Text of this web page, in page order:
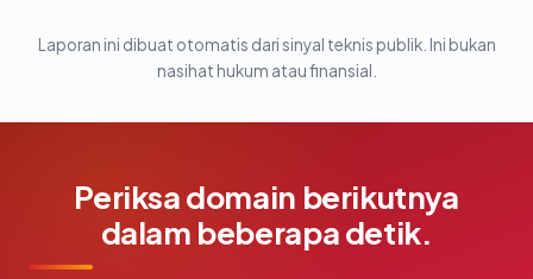
Laporan ini dibuat otomatis dari sinyal teknis publik. Ini bukan
nasihat hukum atau finansial.
Periksa domain berikutnya
dalam beberapa detik.